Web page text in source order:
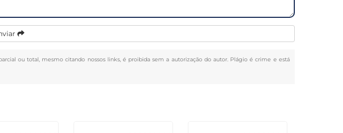
ou total, mesmo citando nossos links, é proibida sem a autorização do autor. Plágio é crime e está